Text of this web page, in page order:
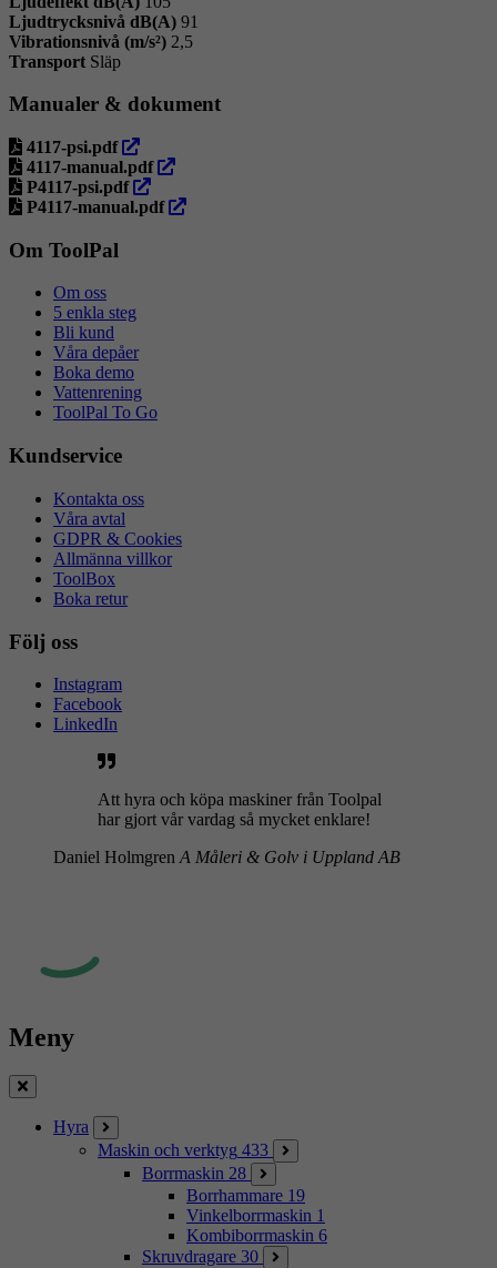
Ljudtrycksnivå dB(A) 91
Vibrationsnivå (m/s²) 2,5
Transport Släp
Manualer & dokument
4117-psi.pdf öppna
i
ny
flik
4117-manual.pdf öppna
ny
P4117-psi.pdf öppna
i
P4117-manual.pdf öppna
Om ToolPal
Om oss
5 enkla steg
Bli kund
Våra depåer
Boka demo
Vattenrening
ToolPal To Go
Kundservice
Kontakta oss
Våra avtal
GDPR & Cookies
Allmänna villkor
ToolBox
Boka retur
Följ oss
Instagram
Facebook
LinkedIn
Att hyra och köpa maskiner från Toolpal
har gjort vår vardag så mycket enklare!
Daniel Holmgren A Måleri & Golv i Uppland AB
Meny
Stäng
Hyra
Maskin och verktyg 433
Borrmaskin 28
Borrhammare 19
Vinkelborrmaskin 1
Kombiborrmaskin 6
Skruvdragare 30